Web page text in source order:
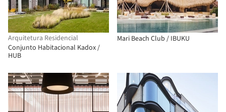
Arquitetura Residencial
Conjunto Habitacional Kadox /
HUB
Mari Beach Club / IBUKU